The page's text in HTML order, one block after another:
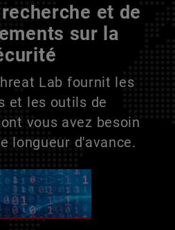
et de
sur la
Lab fournit les
et les outils de
vous avez besoin
longueur d'avance.